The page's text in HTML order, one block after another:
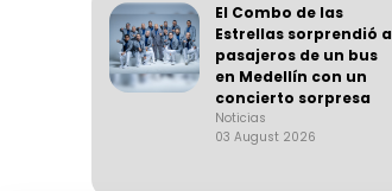
El Combo de las
Estrellas sorprendió a
pasajeros de un bus
en Medellín con un
concierto sorpresa
Noticias
03 August 2026